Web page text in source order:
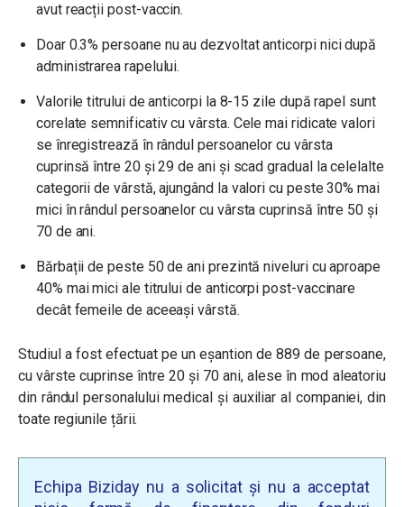
avut reacții post-vaccin.
Doar 0.3% persoane nu au dezvoltat anticorpi nici după
administrarea rapelului.
Valorile titrului de anticorpi la 8-15 zile după rapel sunt
corelate semnificativ cu vârsta. Cele mai ridicate valori
se înregistrează în rândul persoanelor cu vârsta
cuprinsă între 20 și 29 de ani și scad gradual la celelalte
categorii de vârstă, ajungând la valori cu peste 30% mai
mici în rândul persoanelor cu vârsta cuprinsă între 50 și
70 de ani.
Bărbații de peste 50 de ani prezintă niveluri cu aproape
40% mai mici ale titrului de anticorpi post-vaccinare
decât femeile de aceeași vârstă.
Studiul a fost efectuat pe un eșantion de 889 de persoane,
cu vârste cuprinse între 20 și 70 ani, alese în mod aleatoriu
din rândul personalului medical și auxiliar al companiei, din
toate regiunile țării.
Echipa Biziday nu a solicitat și nu a acceptat